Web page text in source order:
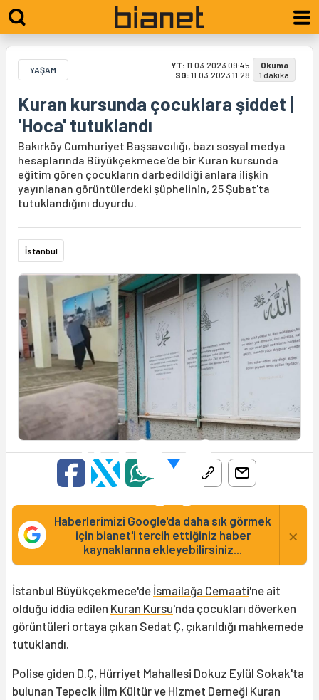
YAŞAM YT: 11.03.2023 09:45
SG: 11.03.2023 11:28
Okuma
1 dakika
Kuran kursunda çocuklara şiddet |
'Hoca' tutuklandı
Bakırköy Cumhuriyet Başsavcılığı, bazı sosyal medya
hesaplarında Büyükçekmece'de bir Kuran kursunda
eğitim gören çocukların darbedildiği anlara ilişkin
yayınlanan görüntülerdeki şüphelinin, 25 Şubat'ta
tutuklandığını duyurdu.
İstanbul
Haberlerimizi Google'da daha sık görmek
için bianet'i tercih ettiğiniz haber
kaynaklarına ekleyebilirsiniz...
×
İstanbul Büyükçekmece'de İsmailağa Cemaati'ne ait
olduğu iddia edilen Kuran Kursu'nda çocukları döverken
görüntüleri ortaya çıkan Sedat Ç, çıkarıldığı mahkemede
tutuklandı.
Polise giden D.Ç, Hürriyet Mahallesi Dokuz Eylül Sokak'ta
bulunan Tepecik İlim Kültür ve Hizmet Derneği Kuran